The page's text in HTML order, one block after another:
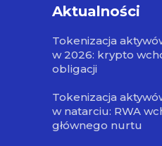
Aktualności
Tokenizacja
w 2026: krypto
obligacji
Tokenizacja
w natarciu: RWA
głównego nurtu